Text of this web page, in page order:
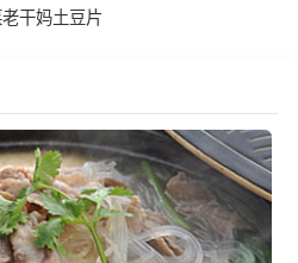
干妈土豆片